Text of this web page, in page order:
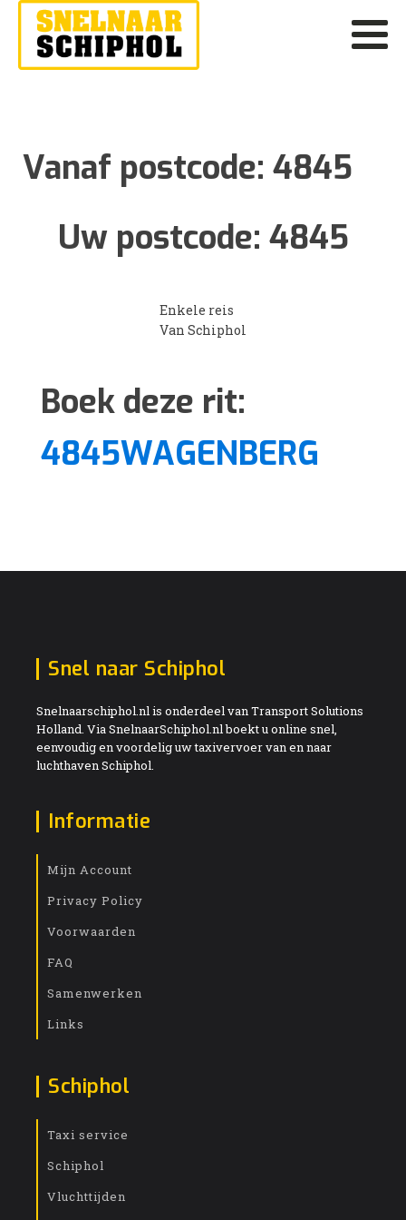
Vanaf postcode: 4845
Uw postcode: 4845
Enkele reis
Van Schiphol
Boek deze rit:
4845WAGENBERG
Snel naar Schiphol
Snelnaarschiphol.nl is onderdeel van Transport Solutions
Holland. Via SnelnaarSchiphol.nl boekt u online snel,
eenvoudig en voordelig uw taxivervoer van en naar
luchthaven Schiphol.
Informatie
Mijn Account
Privacy Policy
Voorwaarden
FAQ
Samenwerken
Links
Schiphol
Taxi service
Schiphol
Vluchttijden